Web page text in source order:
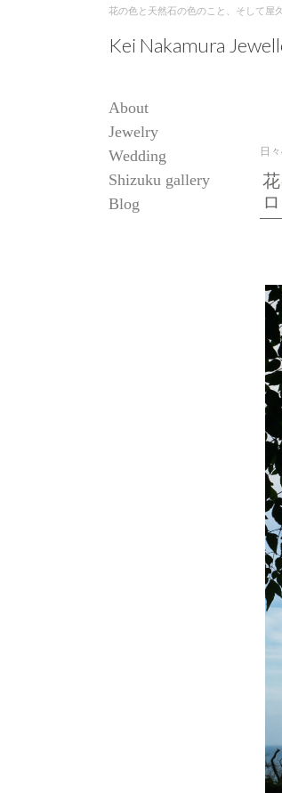
花の色と天然石の色のこと、そして屋
Kei Nakamura
About
Jewelry
Wedding
Shizuku gallery
Blog
日